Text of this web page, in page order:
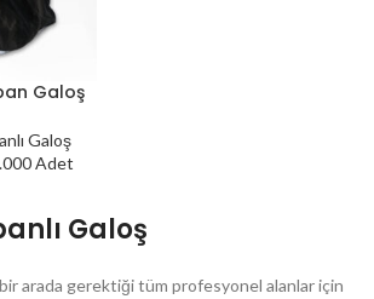
Galoş
Galoş
Adet
Galoş
arada gerektiği tüm profesyonel alanlar için